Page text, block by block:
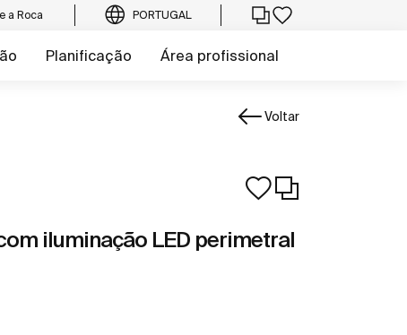
a Roca PORTUGAL
Planificação Área profissional
Voltar
iluminação LED perimetral